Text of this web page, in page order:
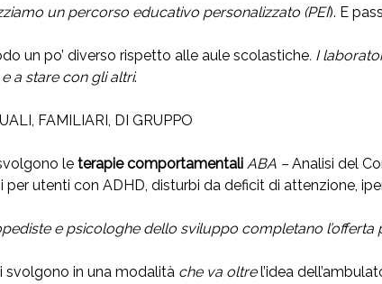
un percorso educativo personalizzato (PEI). E
un po’ diverso rispetto alle aule scolastiche. I
a stare con gli altri.
FAMILIARI, DI GRUPPO
le terapie comportamentali ABA –Analisi del
per utenti con ADHD, disturbi da deficit di attenzione,
e psicologhe dello sviluppo completano l’offerta
svolgono in una modalità che va oltrel’idea